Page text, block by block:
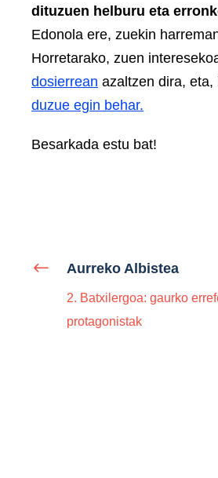
dituzuen helburu eta
Edonola ere, zuekin
Horretarako, zuen
dosierrean azaltzen dira,
duzue egin behar.
Besarkada estu bat!
Aurreko Albistea
2. Batxilergoa: gaurko
protagonistak